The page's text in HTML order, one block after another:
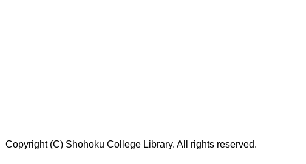
Copyright (C) Shohoku College Library. All rights reserved.